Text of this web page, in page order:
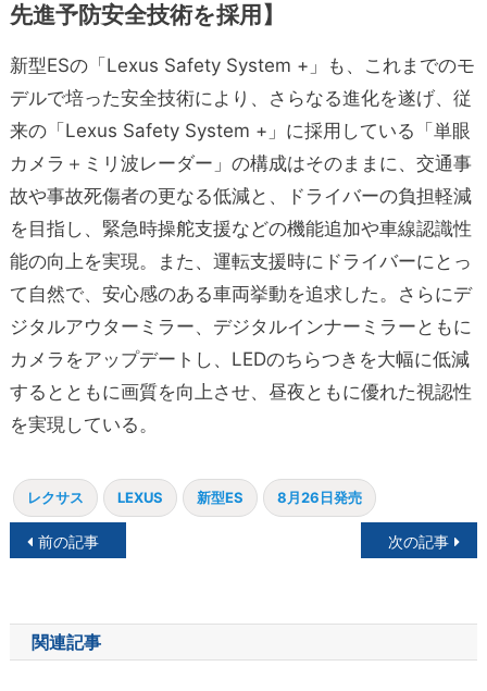
先進予防安全技術を採用】
新型ESの「Lexus Safety System +」も、これまでのモ
デルで培った安全技術により、さらなる進化を遂げ、従
来の「Lexus Safety System +」に採用している「単眼
カメラ＋ミリ波レーダー」の構成はそのままに、交通事
故や事故死傷者の更なる低減と、ドライバーの負担軽減
を目指し、緊急時操舵支援などの機能追加や車線認識性
能の向上を実現。また、運転支援時にドライバーにとっ
て自然で、安心感のある車両挙動を追求した。さらにデ
ジタルアウターミラー、デジタルインナーミラーともに
カメラをアップデートし、LEDのちらつきを大幅に低減
するとともに画質を向上させ、昼夜ともに優れた視認性
を実現している。
レクサス LEXUS 新型ES 8月26日発売
投
ナ
ビ
前の記事 次の記事
関連記事